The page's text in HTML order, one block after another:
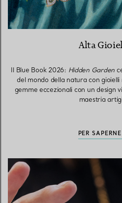
Alta
Il Blue Book 2026: Hidden Garden
del mondo della natura con
gemme eccezionali con un design
maestria
PER